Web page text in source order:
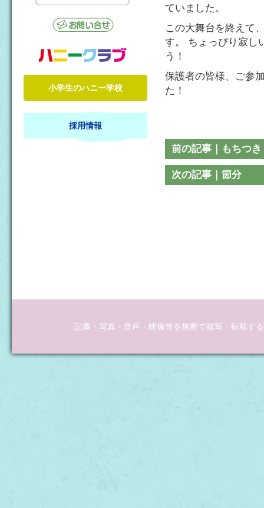
小学生のハニー学校
採用情報
ていました。
この大舞台を終えて
す。 ちょっぴり寂し
う！
保護者の皆様、ご参
た！
前の記事｜もちつき
次の記事｜節分
記事・写真・音声・映像等を無断で複写・転載